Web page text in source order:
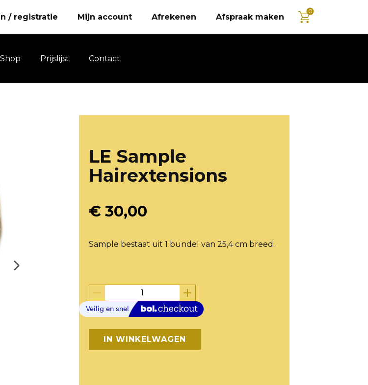
/ registratie Mijn account Afrekenen Afspraak maken
0
Shop Prijslijst Contact
LE Sample
Hairextensions
€ 30,00
Sample bestaat uit 1 bundel van 25,4 cm breed.
IN WINKELWAGEN